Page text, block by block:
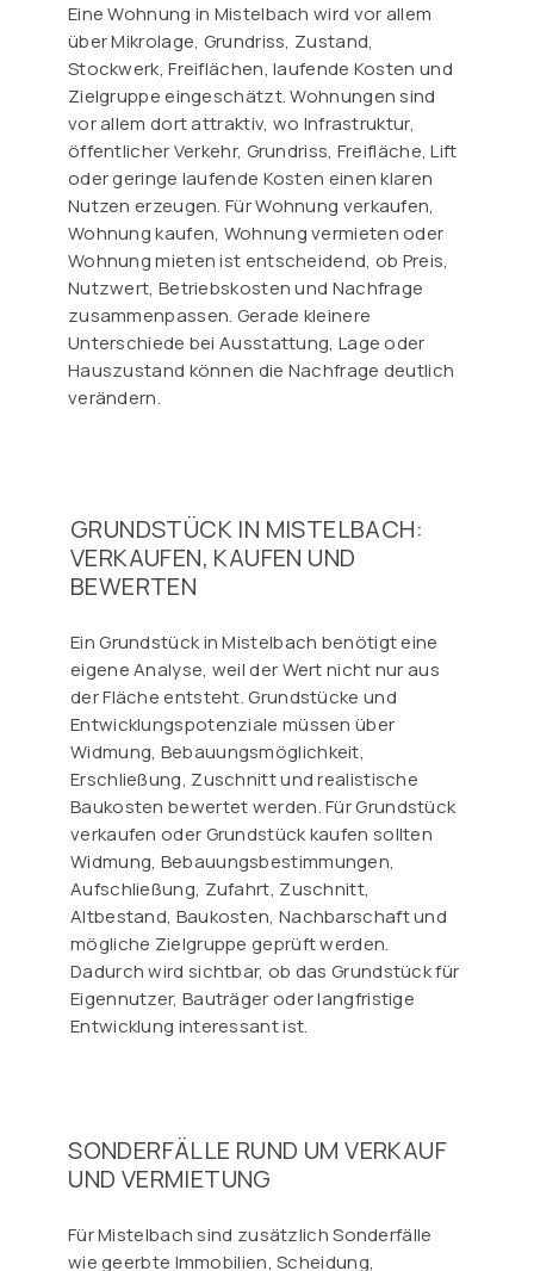
Eine Wohnung in Mistelbach wird vor allem
über Mikrolage, Grundriss, Zustand,
Stockwerk, Freiflächen, laufende Kosten und
Zielgruppe eingeschätzt. Wohnungen sind
vor allem dort attraktiv, wo Infrastruktur,
öffentlicher Verkehr, Grundriss, Freifläche, Lift
oder geringe laufende Kosten einen klaren
Nutzen erzeugen. Für Wohnung verkaufen,
Wohnung kaufen, Wohnung vermieten oder
Wohnung mieten ist entscheidend, ob Preis,
Nutzwert, Betriebskosten und Nachfrage
zusammenpassen. Gerade kleinere
Unterschiede bei Ausstattung, Lage oder
Hauszustand können die Nachfrage deutlich
verändern.
GRUNDSTÜCK IN MISTELBACH:
VERKAUFEN, KAUFEN UND
BEWERTEN
Ein Grundstück in Mistelbach benötigt eine
eigene Analyse, weil der Wert nicht nur aus
der Fläche entsteht. Grundstücke und
Entwicklungspotenziale müssen über
Widmung, Bebauungsmöglichkeit,
Erschließung, Zuschnitt und realistische
Baukosten bewertet werden. Für Grundstück
verkaufen oder Grundstück kaufen sollten
Widmung, Bebauungsbestimmungen,
Aufschließung, Zufahrt, Zuschnitt,
Altbestand, Baukosten, Nachbarschaft und
mögliche Zielgruppe geprüft werden.
Dadurch wird sichtbar, ob das Grundstück für
Eigennutzer, Bauträger oder langfristige
Entwicklung interessant ist.
SONDERFÄLLE RUND UM VERKAUF
UND VERMIETUNG
Für Mistelbach sind zusätzlich Sonderfälle
wie geerbte Immobilien, Scheidung,